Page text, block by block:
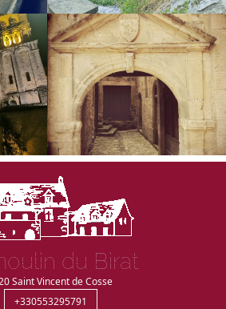
du Birat
Saint Vincent de Cosse
+330553295791